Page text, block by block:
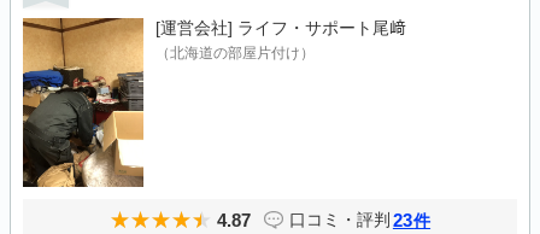
[運営会社] ライフ・サポート尾﨑
（北海道の部屋片付け）
4.87 口コミ・評判 23件